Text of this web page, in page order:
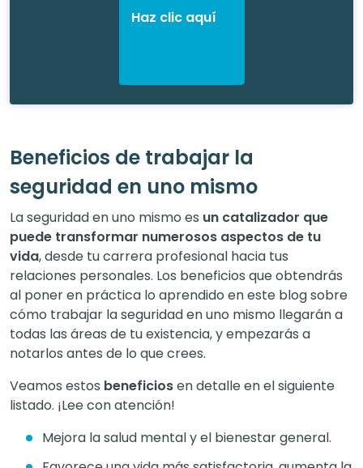
Haz clic aquí
Beneficios de trabajar la
seguridad en uno mismo
La seguridad en uno mismo es un catalizador que
puede transformar numerosos aspectos de tu
vida, desde tu carrera profesional hacia tus
relaciones personales. Los beneficios que obtendrás
al poner en práctica lo aprendido en este blog sobre
cómo trabajar la seguridad en uno mismo llegarán a
todas las áreas de tu existencia, y empezarás a
notarlos antes de lo que crees.
Veamos estos beneficiosen detalle en el siguiente
listado. ¡Lee con atención!
Mejora la salud mental y el bienestar general.